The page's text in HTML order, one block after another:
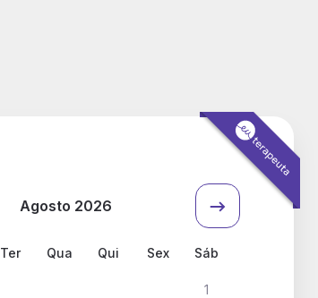
Agosto 2026
Ter Qua Qui Sex Sáb
1